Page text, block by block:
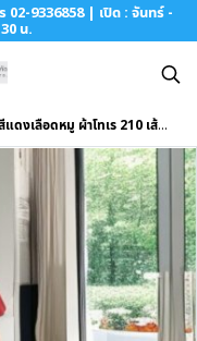
02-9336858 | เปิด : จันทร์ -
น.
ชุดสครับ สีแดงเลือดหมู ผ้าโทเร 210 เส้น (เสื้อ+กางเกง)